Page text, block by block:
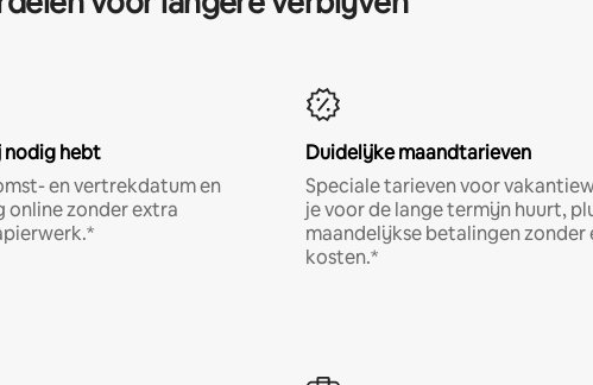
hebt
en vertrekdatum en
online zonder extra
Duidelijke maandtarieven
Speciale tarieven voor
je voor de lange termijn huurt,
maandelijkse betalingen zonder
kosten.*